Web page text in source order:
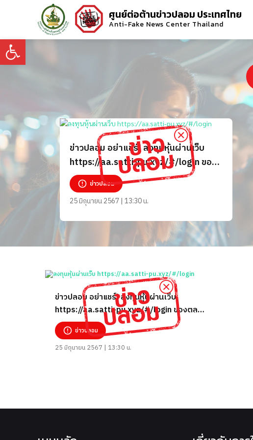
Open toolbar
ศูนย์ต่อต้านข่าวปลอม ประเทศไทย
Anti-Fake News Center Thailand
ข่าวปลอม อย่าแชร์! ลงทุนหุ้นผ่านเว็บ
https://aa.satti-pu.xyz/#/login ของ
ตลาดหลักทรัพย์ฯ
ข่าวปลอม
25 มิถุนายน 2567 | 13:30 น.
ข่าวปลอม อย่าแชร์! ลงทุนหุ้นผ่านเว็บ
https://aa.satti-pu.xyz/#/login ของตลาด
หลักทรัพย์ฯ
ข่าวปลอม
25 มิถุนายน 2567 | 13:30 น.